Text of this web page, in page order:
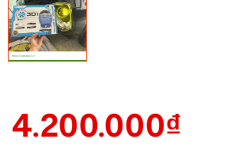
4.200.000₫